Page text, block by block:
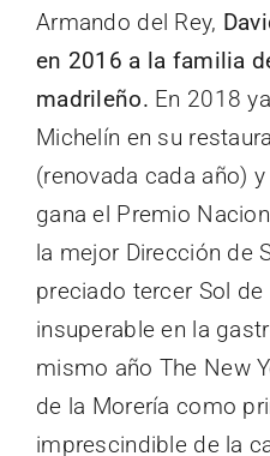
Armando del Rey,
en 2016 a la familia
madrileño. En 2018
Michelín en su
(renovada cada año)
gana el Premio
la mejor Dirección de
preciado tercer Sol de
insuperable en la
mismo año The New
de la Morería como
imprescindible de la